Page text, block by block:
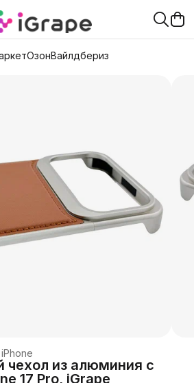
ОзонВайлдбериз
чехол из алюминия с
17 Pro, iGrape